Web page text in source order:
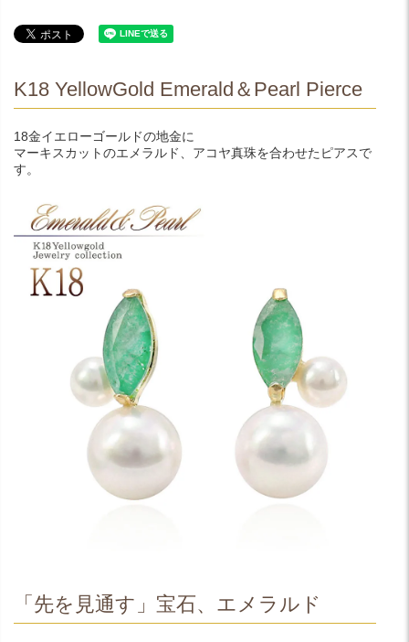
K18 YellowGold Emerald＆Pearl Pierce
18金イエローゴールドの地金に
マーキスカットのエメラルド、アコヤ真珠を合わせたピアスで
す。
「先を見通す」宝石、エメラルド